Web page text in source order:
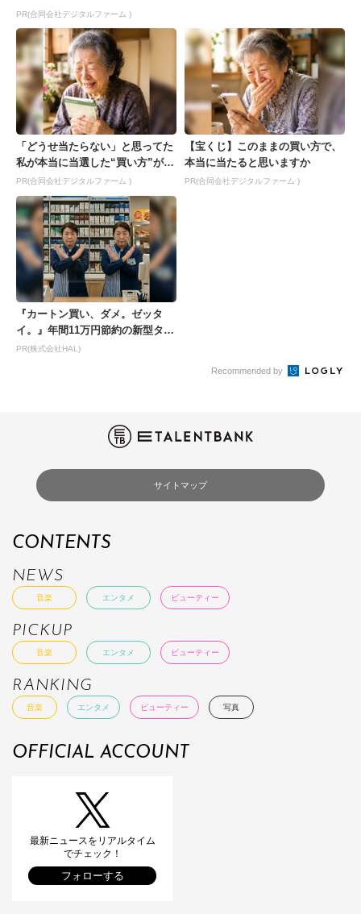
PR(合同会社デジタルファーム )
「どうせ当たらない」と思ってた
私が本当に当選した“買い方”がこ
れ
PR(合同会社デジタルファーム )
【宝くじ】このままの買い方で、
本当に当たると思いますか
PR(合同会社デジタルファーム )
『カートン買い、ダメ。ゼッタ
イ。』年間11万円節約の新型タバ
コが爆売れ
PR(株式会社HAL)
Recommended by
サイトマップ
CONTENTS
NEWS
音楽 エンタメ ビューティー
PICKUP
音楽 エンタメ ビューティー
RANKING
音楽 エンタメ ビューティー 写真
OFFICIAL ACCOUNT
最新ニュースをリアルタイム
でチェック！
フォローする